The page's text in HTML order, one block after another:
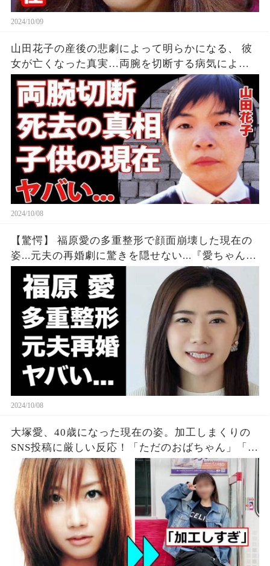
2024/10/09
山田花子の産後の悲劇によって明らかになる、 彼
女が亡くなった真実…両腕を切断する病気による
悲しみ…福島正紀との結婚によるお笑いタレント
としての成功と豪華な邸宅…驚くべき子供の現状
について
2024/10/08
【驚愕】 福原愛の多重整形で顔面崩壊した現在の
姿...元夫の再婚劇に驚きを隠せない...『愛ちゃん』
の愛称で有名な元卓球選手の現在の年収や愛車が
ヤバすぎた...
2024/10/08
大塚愛、40歳になった現在の姿。加工しまくりの
SNS投稿に厳しい反応！「ただのおばちゃん」「下
手な加工して恥晒し」